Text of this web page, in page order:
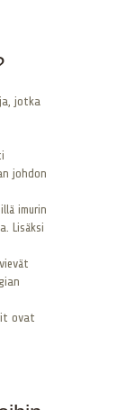
jotka
johdon
imurin
Lisäksi
ovat